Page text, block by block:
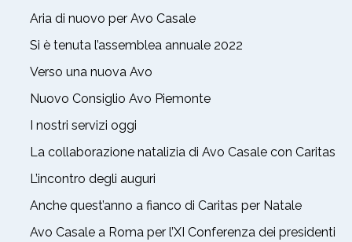
Aria di nuovo per Avo Casale
Si è tenuta l’assemblea annuale 2022
Verso una nuova Avo
Nuovo Consiglio Avo Piemonte
I nostri servizi oggi
La collaborazione natalizia di Avo Casale con Caritas
L’incontro degli auguri
Anche quest’anno a fianco di Caritas per Natale
Avo Casale a Roma per l’XI Conferenza dei presidenti